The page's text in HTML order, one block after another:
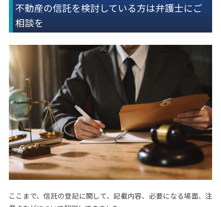
不動産の信託を検討している方は弁護士にご
相談を
ここまで、信託の登記に関して、記載内容、必要になる場面、注